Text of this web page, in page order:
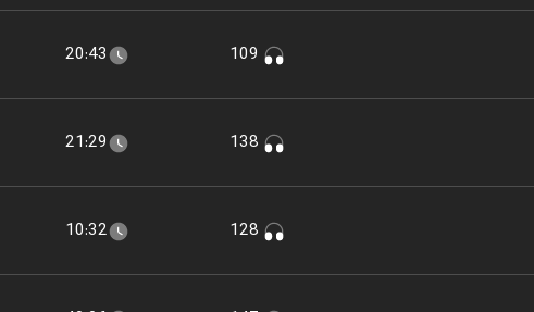
20:43
21:29
10:32